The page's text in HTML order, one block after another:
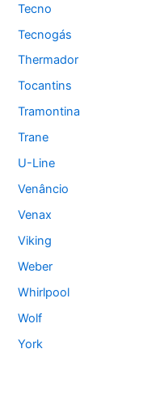
Tecno
Tecnogás
Thermador
Tocantins
Tramontina
Trane
U-Line
Venâncio
Venax
Viking
Weber
Whirlpool
Wolf
York